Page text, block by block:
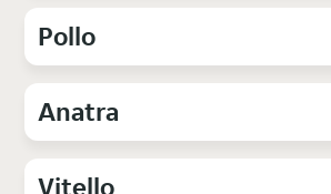
Pollo
Anatra
Vitello